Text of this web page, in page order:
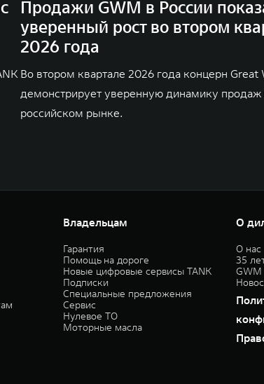
Продажи GWM в России
уверенный рост во втором
2026 года
Во втором квартале 2026 года концерн
демонстрирует уверенную динамику продаж
российском рынке.
Владельцам
Гарантия
Помощь на дороге
Новые цифровые сервисы TANK
Подписки
Специальные предложения
Сервис
Нулевое ТО
Моторные масла
О
О нас
35